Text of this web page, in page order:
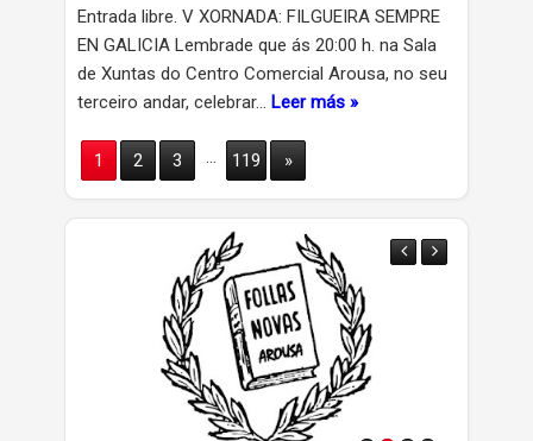
Entrada libre. V XORNADA: FILGUEIRA SEMPRE
EN GALICIA Lembrade que ás 20:00 h. na Sala
de Xuntas do Centro Comercial Arousa, no seu
terceiro andar, celebrar… Leer más »
1 2 3 ... 119 »